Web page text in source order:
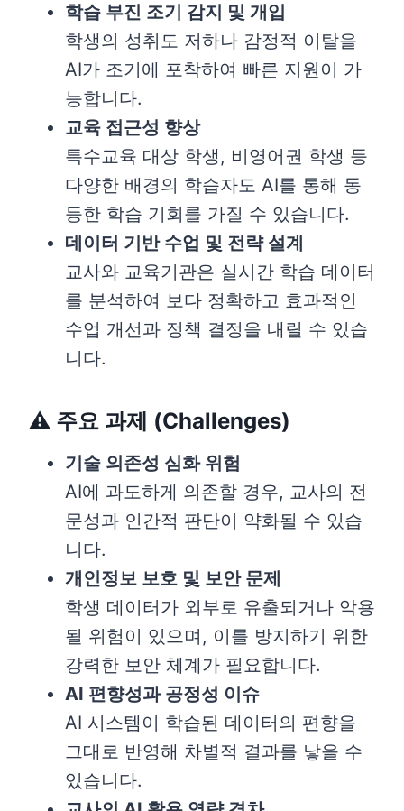
학습 부진 조기 감지 및 개입
학생의 성취도 저하나 감정적 이탈을
AI가 조기에 포착하여 빠른 지원이 가
능합니다.
교육 접근성 향상
특수교육 대상 학생, 비영어권 학생 등
다양한 배경의 학습자도 AI를 통해 동
등한 학습 기회를 가질 수 있습니다.
데이터 기반 수업 및 전략 설계
교사와 교육기관은 실시간 학습 데이터
를 분석하여 보다 정확하고 효과적인
수업 개선과 정책 결정을 내릴 수 있습
니다.
⚠️ 주요 과제 (Challenges)
기술 의존성 심화 위험
AI에 과도하게 의존할 경우, 교사의 전
문성과 인간적 판단이 약화될 수 있습
니다.
개인정보 보호 및 보안 문제
학생 데이터가 외부로 유출되거나 악용
될 위험이 있으며, 이를 방지하기 위한
강력한 보안 체계가 필요합니다.
AI 편향성과 공정성 이슈
AI 시스템이 학습된 데이터의 편향을
그대로 반영해 차별적 결과를 낳을 수
있습니다.